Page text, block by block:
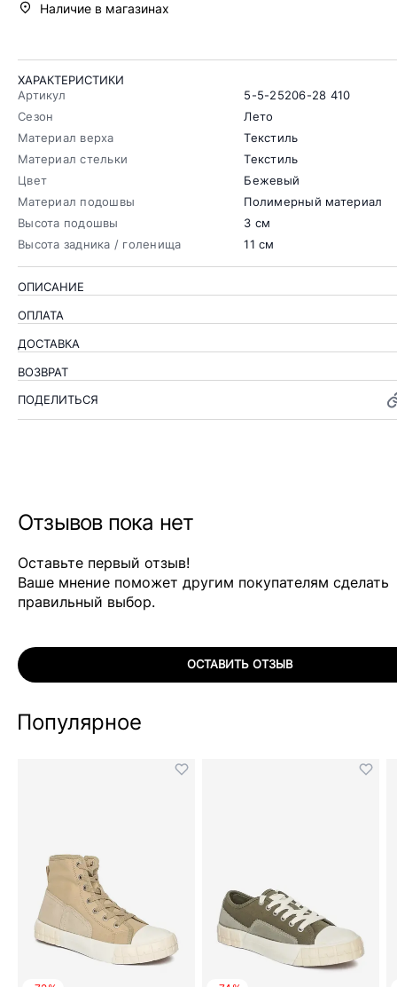
Наличие в магазинах
ХАРАКТЕРИСТИКИ
Артикул
5-5-25206-28 410
Сезон
Лето
Материал верха
Текстиль
Материал стельки
Текстиль
Цвет
Бежевый
Материал подошвы
Полимерный материал
Высота подошвы
3 см
Высота задника / голенища
11 см
ОПИСАНИЕ
ОПЛАТА
ДОСТАВКА
ВОЗВРАТ
ПОДЕЛИТЬСЯ
Отзывов пока нет
Оставьте первый отзыв!
Ваше мнение поможет другим покупателям сделать
правильный выбор.
ОСТАВИТЬ ОТЗЫВ
Популярное